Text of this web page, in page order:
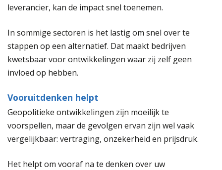
leverancier, kan de impact snel toenemen.
In sommige sectoren is het lastig om snel over te
stappen op een alternatief. Dat maakt bedrijven
kwetsbaar voor ontwikkelingen waar zij zelf geen
invloed op hebben.
Vooruitdenken helpt
Geopolitieke ontwikkelingen zijn moeilijk te
voorspellen, maar de gevolgen ervan zijn wel vaak
vergelijkbaar: vertraging, onzekerheid en prijsdruk.
Het helpt om vooraf na te denken over uw